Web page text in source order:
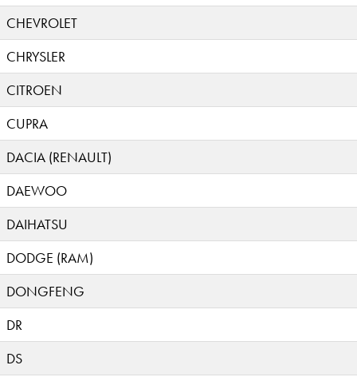
CHEVROLET
CHRYSLER
CITROEN
CUPRA
DACIA (RENAULT)
DAEWOO
DAIHATSU
DODGE (RAM)
DONGFENG
DR
DS